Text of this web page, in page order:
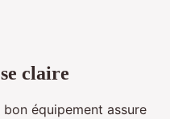
choisir
?
claire
bon équipement assure